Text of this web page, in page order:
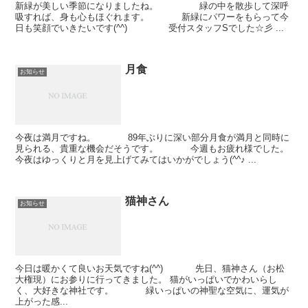
新緑が美しい季節になりましたね。 緑の中を散歩して深呼
吸すれば、身も心もほぐれます。 新緑にパワーをもらって今
日も笑顔でいきたいです(^^) 受付スタッフSでした☆彡 ...
お知らせ 月食
今夜は満月ですね。 89年ぶりに深い部分月食が満月と同時に
見られる、貴重な機会だそうです。 今週もお疲れ様でした。
今夜はゆっくりと月を見上げてみてはいかがでしょう(^^♪ ...
お知らせ 猫神さん
今日は暖かくて良いお天気ですね(^^) 先日、猫神さん（お松
大権現）にお参りに行ってきました。 猫がいっぱいでかわいらし
く、大好きな神社です。 緑いっぱいの神聖な空気に、運気が
上がった感...